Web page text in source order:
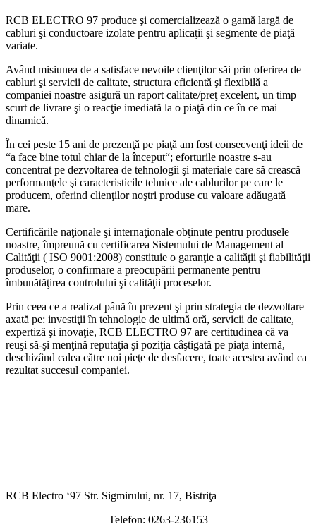
RCB ELECTRO 97 produce şi comercializează o gamă largă de
cabluri şi conductoare izolate pentru aplicaţii şi segmente de piaţă
variate.
Având misiunea de a satisface nevoile clienţilor săi prin oferirea de
cabluri şi servicii de calitate, structura eficientă şi flexibilă a
companiei noastre asigură un raport calitate/preţ excelent, un timp
scurt de livrare şi o reacţie imediată la o piaţă din ce în ce mai
dinamică.
În cei peste 15 ani de prezenţă pe piaţă am fost consecvenţi ideii de
“a face bine totul chiar de la început“; eforturile noastre s-au
concentrat pe dezvoltarea de tehnologii şi materiale care să crească
performanţele şi caracteristicile tehnice ale cablurilor pe care le
producem, oferind clienţilor noştri produse cu valoare adăugată
mare.
Certificările naţionale şi internaţionale obţinute pentru produsele
noastre, împreună cu certificarea Sistemului de Management al
Calităţii ( ISO 9001:2008) constituie o garanţie a calităţii şi fiabilităţii
produselor, o confirmare a preocupării permanente pentru
îmbunătăţirea controlului şi calităţii proceselor.
Prin ceea ce a realizat până în prezent şi prin strategia de dezvoltare
axată pe: investiţii în tehnologie de ultimă oră, servicii de calitate,
expertiză şi inovaţie, RCB ELECTRO 97 are certitudinea că va
reuşi să-şi menţină reputaţia şi poziţia câştigată pe piaţa internă,
deschizând calea către noi pieţe de desfacere, toate acestea având ca
rezultat succesul companiei.
RCB Electro ‘97 Str. Sigmirului, nr. 17, Bistriţa
Telefon: 0263-236153